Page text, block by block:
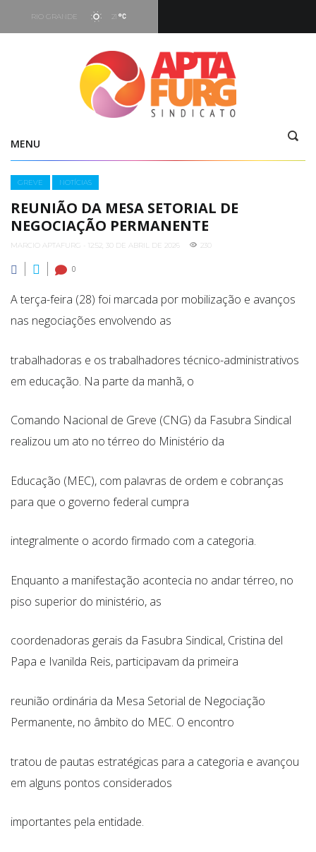
RIO GRANDE 21
- 19:29
Vento
7.66 kt - 293°
MENU
Categories
GREVE NOTÍCIAS
REUNIÃO DA MESA SETORIAL DE
NEGOCIAÇÃO PERMANENTE
MARCIO APTAFURG - 12:52, 30 DE ABRIL DE 2026 230
0
A terça-feira (28) foi marcada por mobilização e avanços
nas negociações envolvendo as
trabalhadoras e os trabalhadores técnico-administrativos
em educação. Na parte da manhã, o
Comando Nacional de Greve (CNG) da Fasubra Sindical
realizou um ato no térreo do Ministério da
Educação (MEC), com palavras de ordem e cobranças
para que o governo federal cumpra
integralmente o acordo firmado com a categoria.
Enquanto a manifestação acontecia no andar térreo, no
piso superior do ministério, as
coordenadoras gerais da Fasubra Sindical, Cristina del
Papa e Ivanilda Reis, participavam da primeira
reunião ordinária da Mesa Setorial de Negociação
Permanente, no âmbito do MEC. O encontro
tratou de pautas estratégicas para a categoria e avançou
em alguns pontos considerados
importantes pela entidade.